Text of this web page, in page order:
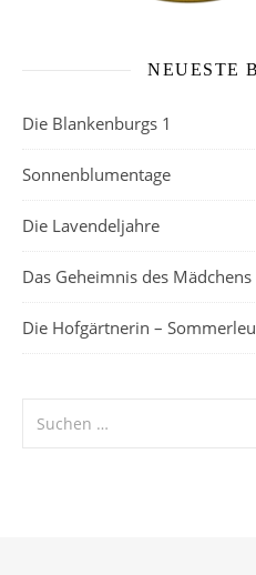
NEUESTE
Die Blankenburgs 1
Sonnenblumentage
Die Lavendeljahre
Das Geheimnis des Mädchens
Die Hofgärtnerin –